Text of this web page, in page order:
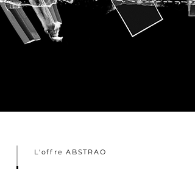
L'offre ABSTRAO